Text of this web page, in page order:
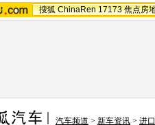
搜狐 ChinaRen 17173 焦点房
汽车频道 > 新车资讯 > 进